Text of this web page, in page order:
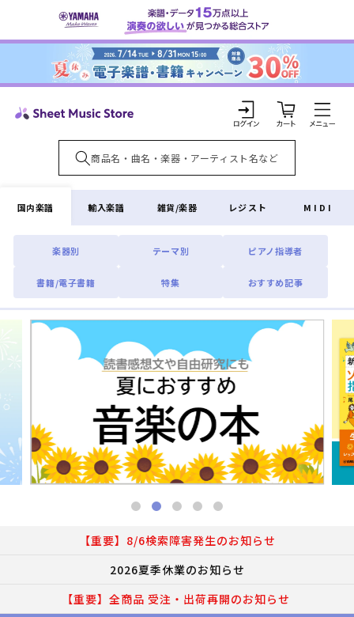
ンツに
ロ
グ
イ
ン
カ
ー
ト
国内楽譜
楽器別 テーマ別 ピアノ指導者
書籍/電子書籍 特集 おすすめ記事
輸入楽譜 雑貨/楽器 レジスト MIDI
【重要】8/6検索障害発生のお知らせ
2026夏季休業のお知らせ
【重要】全商品 受注・出荷再開のお知らせ